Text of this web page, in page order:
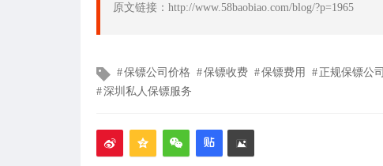
原文链接：http://www.58baobiao.com/blog/?p=1965
文
章
标
保镖公司价格 保镖收费 保镖费用 正规保镖公司
深圳私人保镖服务